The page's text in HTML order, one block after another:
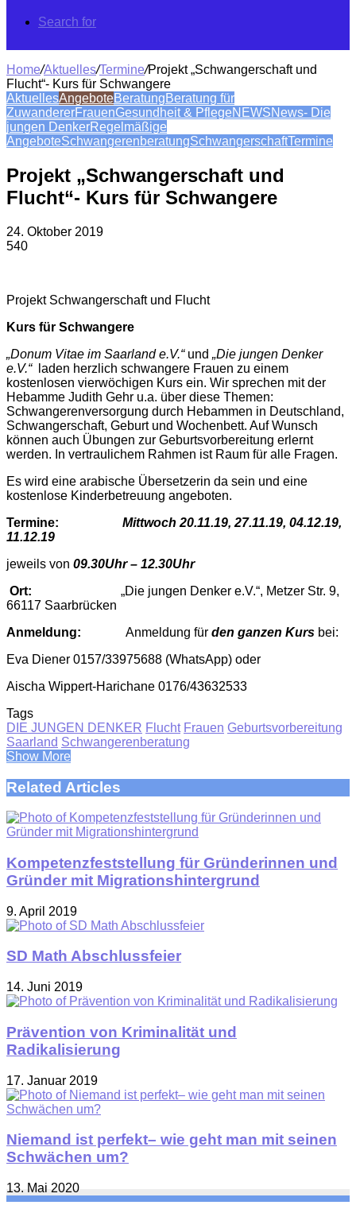
Search for
Home/Aktuelles/Termine/Projekt „Schwangerschaft und
Flucht“- Kurs für Schwangere
AktuellesAngeboteBeratungBeratung für
ZuwandererFrauenGesundheit & PflegeNEWSNews- Die
jungen DenkerRegelmäßige
AngeboteSchwangerenberatungSchwangerschaftTermine
Projekt „Schwangerschaft und
Flucht“- Kurs für Schwangere
24. Oktober 2019
540
Projekt Schwangerschaft und Flucht
Kurs für Schwangere
„Donum Vitae im Saarland e.V.“und „Die jungen Denker
e.V.“laden herzlich schwangere Frauen zu einem
kostenlosen vierwöchigen Kurs ein. Wir sprechen mit der
Hebamme Judith Gehr u.a. über diese Themen:
Schwangerenversorgung durch Hebammen in Deutschland,
Schwangerschaft, Geburt und Wochenbett. Auf Wunsch
können auch Übungen zur Geburtsvorbereitung erlernt
werden. In vertraulichem Rahmen ist Raum für alle Fragen.
Es wird eine arabische Übersetzerin da sein und eine
kostenlose Kinderbetreuung angeboten.
Termine: Mittwoch 20.11.19, 27.11.19, 04.12.19,
11.12.19
jeweils von 09.30Uhr – 12.30Uhr
Ort: „Die jungen Denker e.V.“, Metzer Str. 9,
66117 Saarbrücken
Anmeldung: Anmeldung für den ganzen Kurs bei:
Eva Diener 0157/33975688 (WhatsApp) oder
Aischa Wippert-Harichane 0176/43632533
Tags
DIE JUNGEN DENKER Flucht Frauen Geburtsvorbereitung
Saarland Schwangerenberatung
Show More
Related Articles
Kompetenzfeststellung für Gründerinnen und
Gründer mit Migrationshintergrund
9. April 2019
SD Math Abschlussfeier
14. Juni 2019
Prävention von Kriminalität und
Radikalisierung
17. Januar 2019
Niemand ist perfekt– wie geht man mit seinen
Schwächen um?
13. Mai 2020